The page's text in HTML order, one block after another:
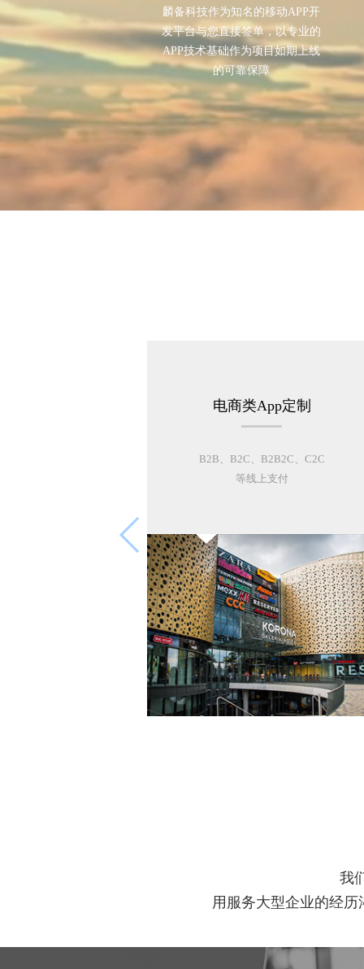
麟备科技作为知名的移动APP开
发平台与您直接签单，以专业的
APP技术基础作为项目如期上线
的可靠保障
电商类App定制
B2B、B2C、B2B2C、C2C
等线上支付
我
用服务大型企业的经